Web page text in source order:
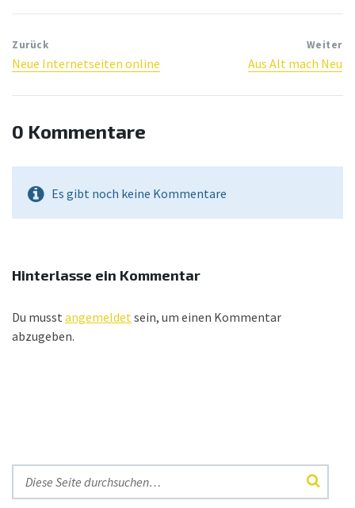
Zurück
Neue Internetseiten online
Weiter
Aus Alt mach Neu
0 Kommentare
Es gibt noch keine Kommentare
Hinterlasse ein Kommentar
Du musst angemeldet sein, um einen Kommentar
abzugeben.